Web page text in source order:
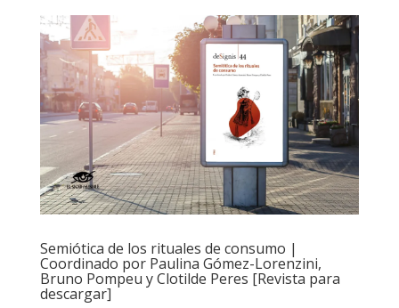
Semiótica de los rituales de consumo |
Coordinado por Paulina Gómez-Lorenzini,
Bruno Pompeu y Clotilde Peres [Revista para
descargar]